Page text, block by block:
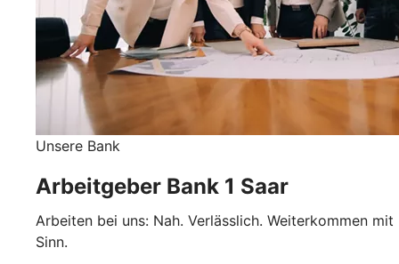
Unsere Bank
Arbeitgeber Bank 1 Saar
Arbeiten bei uns: Nah. Verlässlich. Weiterkommen mit
Sinn.